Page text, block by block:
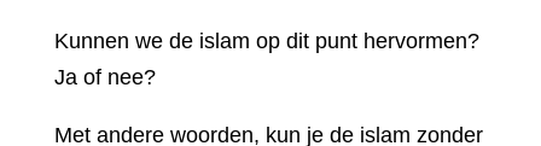
Kunnen we de islam op dit punt hervormen?
Ja of nee?
Met andere woorden, kun je de islam zonder